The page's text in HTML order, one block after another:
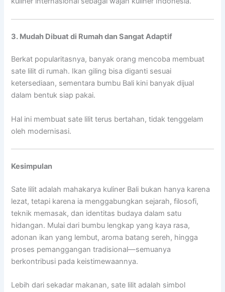
3. Mudah Dibuat di Rumah dan Sangat Adaptif
Berkat popularitasnya, banyak orang mencoba membuat
sate lilit di rumah. Ikan giling bisa diganti sesuai
ketersediaan, sementara bumbu Bali kini banyak dijual
dalam bentuk siap pakai.
Hal ini membuat sate lilit terus bertahan, tidak tenggelam
oleh modernisasi.
Kesimpulan
Sate lilit adalah mahakarya kuliner Bali bukan hanya karena
lezat, tetapi karena ia menggabungkan sejarah, filosofi,
teknik memasak, dan identitas budaya dalam satu
hidangan. Mulai dari bumbu lengkap yang kaya rasa,
adonan ikan yang lembut, aroma batang sereh, hingga
proses pemanggangan tradisional—semuanya
berkontribusi pada keistimewaannya.
Lebih dari sekadar makanan, sate lilit adalah simbol